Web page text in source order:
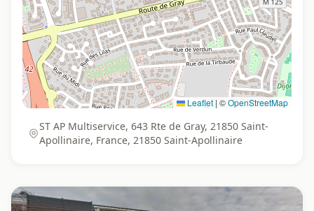
Leaflet | ©OpenStreetMap
ST AP Multiservice, 643 Rte de Gray, 21850 Saint-
Apollinaire, France, 21850 Saint-Apollinaire